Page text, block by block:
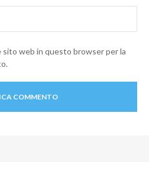
sito web in questo browser per la